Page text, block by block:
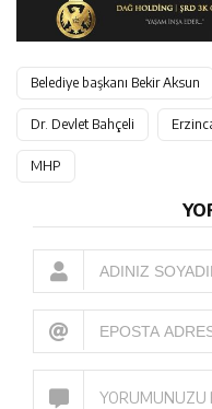
Belediye başkanı Bekir Aksun
Dr. Devlet Bahçeli
MHP